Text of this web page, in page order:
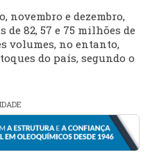
novembro e dezembro,
82, 57 e 75 milhões de
volumes, no entanto,
do país, segundo o